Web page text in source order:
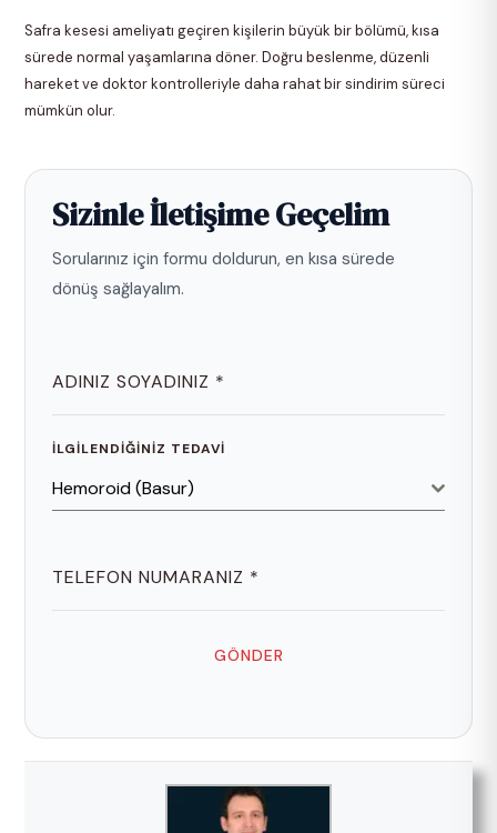
Safra kesesi ameliyatı geçiren kişilerin büyük bir bölümü, kısa
sürede normal yaşamlarına döner. Doğru beslenme, düzenli
hareket ve doktor kontrolleriyle daha rahat bir sindirim süreci
mümkün olur.
Sizinle İletişime Geçelim
Sorularınız için formu doldurun, en kısa sürede
dönüş sağlayalım.
ADINIZ SOYADINIZ *
İLGILENDIĞINIZ TEDAVI
Hemoroid (Basur)
TELEFON NUMARANIZ *
GÖNDER